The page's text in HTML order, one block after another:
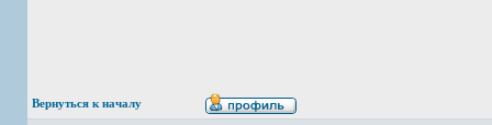
Вернуться к началу